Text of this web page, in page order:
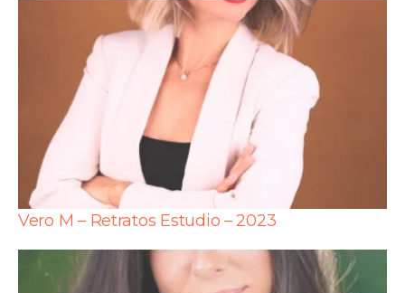
Vero M – Retratos Estudio – 2023